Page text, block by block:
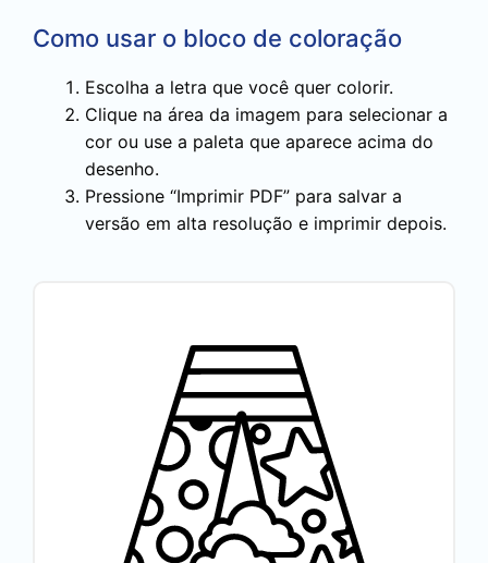
Como usar o bloco de coloração
Escolha a letra que você quer colorir.
Clique na área da imagem para selecionar a
cor ou use a paleta que aparece acima do
desenho.
Pressione “Imprimir PDF” para salvar a
versão em alta resolução e imprimir depois.